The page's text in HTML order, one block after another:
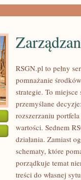
RSGN.pl to pełny
pomnażanie
strategie. To
przemyślane
rozszerzaniu
wartości. Sednem
działania. Zamiast
schematy, które
porządkuje temat
treści do własnej